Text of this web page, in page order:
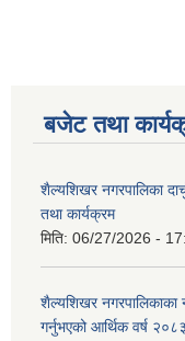
बजेट तथा
शैल्यशिखर नगरपालिका
तथा कार्यक्रम
मिति: 06/27/2026 -
शैल्यशिखर
गर्नुभएको आर्थिक वर्ष